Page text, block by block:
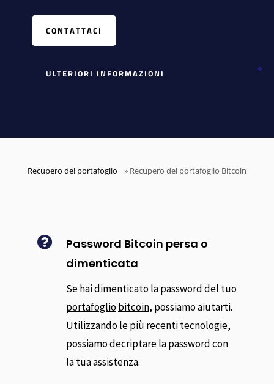
CONTATTACI
ULTERIORI INFORMAZIONI
Recupero del portafoglio » Recupero del portafoglio Bitcoin

Password Bitcoin persa o
dimenticata
Se hai dimenticato la password del tuo
portafogliobitcoin, possiamo aiutarti.
Utilizzando le più recenti tecnologie,
possiamo decriptare la password con
la tua assistenza.